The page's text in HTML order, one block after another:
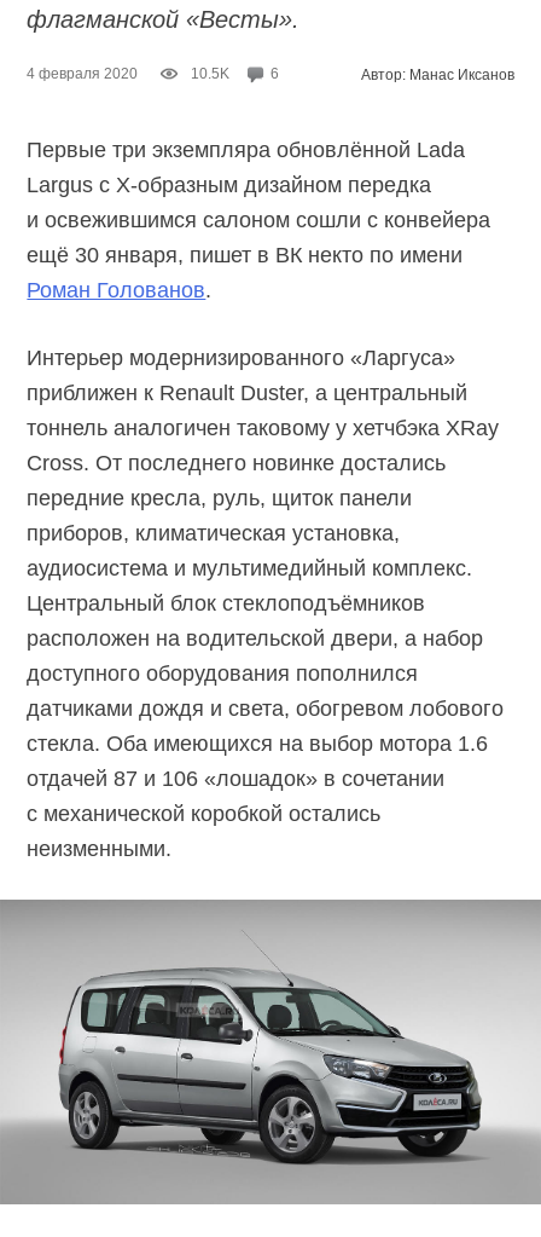
флагманской «Весты».
4 февраля 2020 10.5K 6 Автор: Манас Иксанов
Первые три экземпляра обновлённой Lada
Largus с Х-образным дизайном передка
и освежившимся салоном сошли с конвейера
ещё 30 января, пишет в ВК некто по имени
Роман Голованов.
Интерьер модернизированного «Ларгуса»
приближен к Renault Duster, а центральный
тоннель аналогичен таковому у хетчбэка XRay
Cross. От последнего новинке достались
передние кресла, руль, щиток панели
приборов, климатическая установка,
аудиосистема и мультимедийный комплекс.
Центральный блок стеклоподъёмников
расположен на водительской двери, а набор
доступного оборудования пополнился
датчиками дождя и света, обогревом лобового
стекла. Оба имеющихся на выбор мотора 1.6
отдачей 87 и 106 «лошадок» в сочетании
с механической коробкой остались
неизменными.